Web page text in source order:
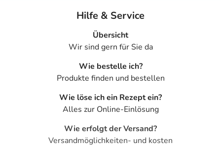
Hilfe & Service
Übersicht
Wir sind gern für Sie da
Wie bestelle ich?
Produkte finden und bestellen
Wie löse ich ein Rezept ein?
Alles zur Online-Einlösung
Wie erfolgt der Versand?
Versandmöglichkeiten- und kosten